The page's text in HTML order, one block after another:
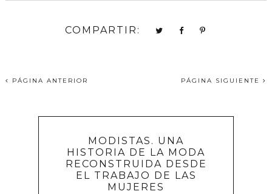
COMPARTIR:
PÁGINA ANTERIOR PÁGINA SIGUIENTE
MODISTAS. UNA
HISTORIA DE LA MODA
RECONSTRUIDA DESDE
EL TRABAJO DE LAS
MUJERES